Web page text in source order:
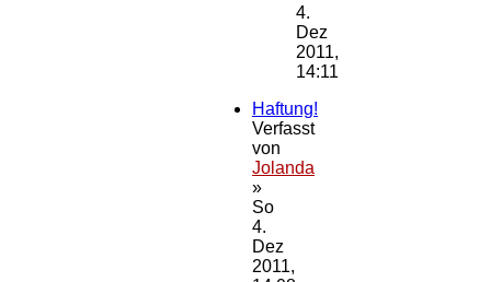
4.
Dez
2011,
14:11
Haftung!
Verfasst
von
Jolanda
»
So
4.
Dez
2011,